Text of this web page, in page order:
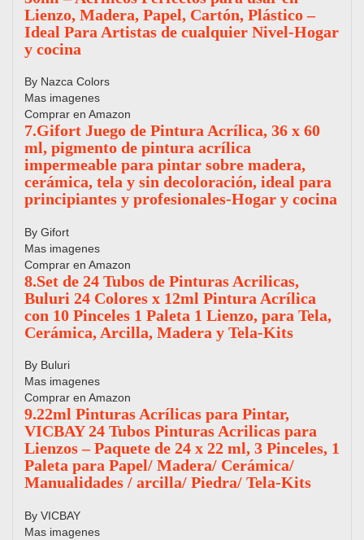
Lienzo, Madera, Papel, Cartón, Plástico –
Ideal Para Artistas de cualquier Nivel-Hogar
y cocina
By Nazca Colors
Mas imagenes
Comprar en Amazon
7.Gifort Juego de Pintura Acrílica, 36 x 60
ml, pigmento de pintura acrílica
impermeable para pintar sobre madera,
cerámica, tela y sin decoloración, ideal para
principiantes y profesionales-Hogar y cocina
By Gifort
Mas imagenes
Comprar en Amazon
8.Set de 24 Tubos de Pinturas Acrilicas,
Buluri 24 Colores x 12ml Pintura Acrílica
con 10 Pinceles 1 Paleta 1 Lienzo, para Tela,
Cerámica, Arcilla, Madera y Tela-Kits
By Buluri
Mas imagenes
Comprar en Amazon
9.22ml Pinturas Acrílicas para Pintar,
VICBAY 24 Tubos Pinturas Acrilicas para
Lienzos – Paquete de 24 x 22 ml, 3 Pinceles, 1
Paleta para Papel/ Madera/ Cerámica/
Manualidades / arcilla/ Piedra/ Tela-Kits
By VICBAY
Mas imagenes